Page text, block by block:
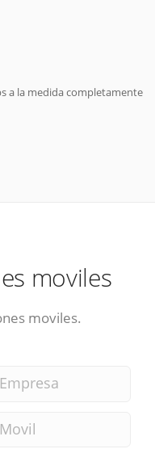
a la medida completamente
moviles
moviles.